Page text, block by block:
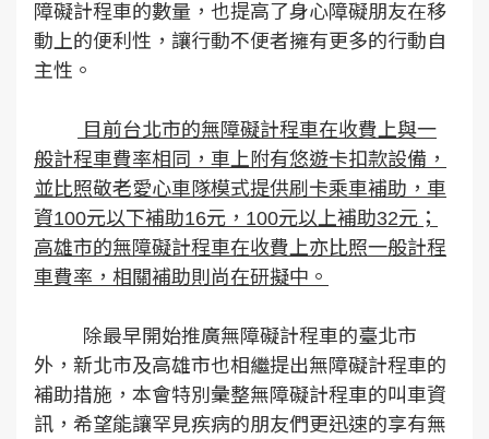
障礙計程車的數量，也提高了身心障礙朋友在移
動上的便利性，讓行動不便者擁有更多的行動自
主性。
目前台北市的無障礙計程車在收費上與一
般計程車費率相同，車上附有悠遊卡扣款設備，
並比照敬老愛心車隊模式提供刷卡乘車補助，車
資100元以下補助16元，100元以上補助32元；
高雄市的無障礙計程車在收費上亦比照一般計程
車費率，相關補助則尚在研擬中。
除最早開始推廣無障礙計程車的臺北市
外，新北市及高雄市也相繼提出無障礙計程車的
補助措施，本會特別彙整無障礙計程車的叫車資
訊，希望能讓罕見疾病的朋友們更迅速的享有無